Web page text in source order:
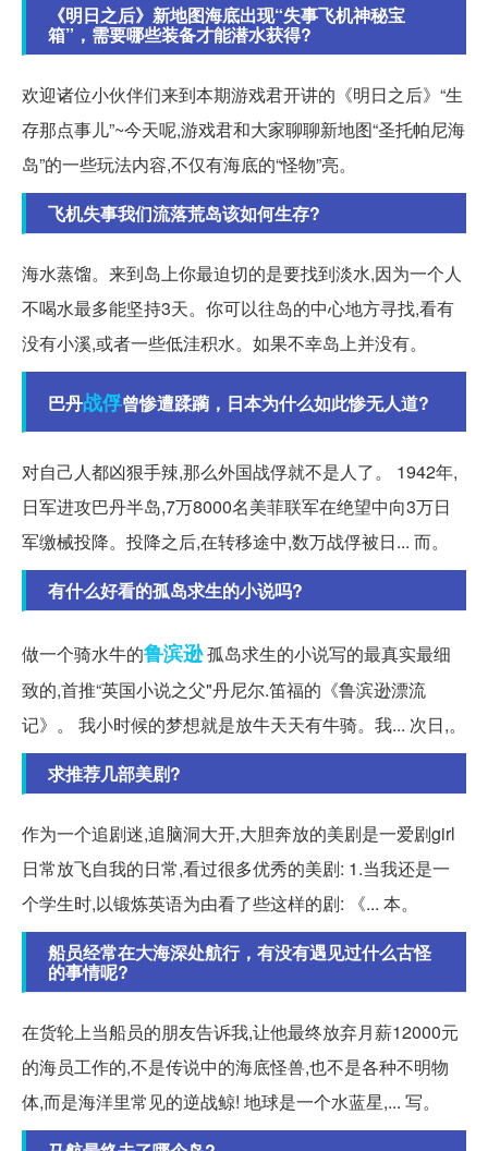
《明日之后》新地图海底出现“失事飞机神秘宝
箱”，需要哪些装备才能潜水获得?
欢迎诸位小伙伴们来到本期游戏君开讲的《明日之后》“生
存那点事儿”~今天呢,游戏君和大家聊聊新地图“圣托帕尼海
岛”的一些玩法内容,不仅有海底的“怪物”亮。
飞机失事我们流落荒岛该如何生存?
海水蒸馏。来到岛上你最迫切的是要找到淡水,因为一个人
不喝水最多能坚持3天。你可以往岛的中心地方寻找,看有
没有小溪,或者一些低洼积水。如果不幸岛上并没有。
巴丹战俘曾惨遭蹂躏，日本为什么如此惨无人道?
对自己人都凶狠手辣,那么外国战俘就不是人了。 1942年,
日军进攻巴丹半岛,7万8000名美菲联军在绝望中向3万日
军缴械投降。投降之后,在转移途中,数万战俘被日... 而。
有什么好看的孤岛求生的小说吗?
做一个骑水牛的鲁滨逊孤岛求生的小说写的最真实最细
致的,首推“英国小说之父"丹尼尔.笛福的《鲁滨逊漂流
记》。 我小时候的梦想就是放牛天天有牛骑。我... 次日,。
求推荐几部美剧?
作为一个追剧迷,追脑洞大开,大胆奔放的美剧是一爱剧girl
日常放飞自我的日常,看过很多优秀的美剧: 1.当我还是一
个学生时,以锻炼英语为由看了些这样的剧: 《... 本。
船员经常在大海深处航行，有没有遇见过什么古怪
的事情呢?
在货轮上当船员的朋友告诉我,让他最终放弃月薪12000元
的海员工作的,不是传说中的海底怪兽,也不是各种不明物
体,而是海洋里常见的逆战鲸! 地球是一个水蓝星,... 写。